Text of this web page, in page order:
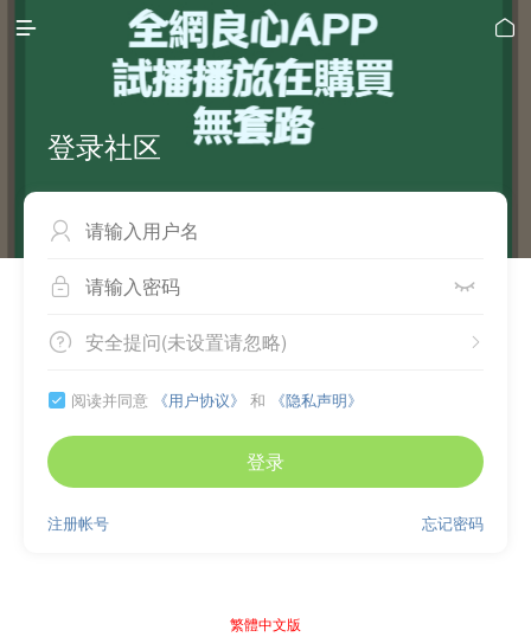
 
登录社区

 
 
安全提问(未设置请忽略)
 阅读并同意 《用户协议》 和 《隐私声明》
登录
忘记密码
注册帐号
繁體中文版